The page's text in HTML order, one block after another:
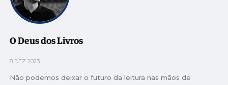
O Deus dos Livros
8 DEZ 2023
Não podemos deixar o futuro da leitura nas mãos de